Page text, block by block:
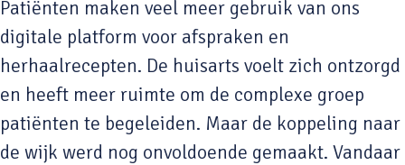
Patiënten maken veel meer gebruik van ons
digitale platform voor afspraken en
herhaalrecepten. De huisarts voelt zich ontzorgd
en heeft meer ruimte om de complexe groep
patiënten te begeleiden. Maar de koppeling naar
de wijk werd nog onvoldoende gemaakt. Vandaar